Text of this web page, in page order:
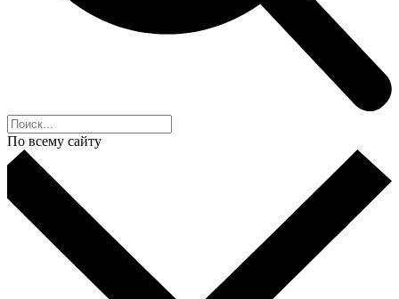
По всему сайту